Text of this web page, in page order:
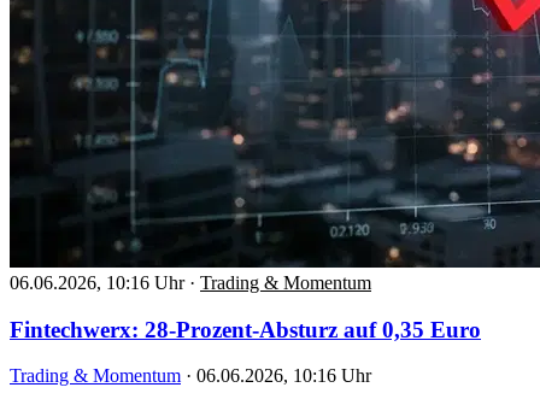
06.06.2026, 10:16 Uhr · Trading & Momentum
Fintechwerx: 28-Prozent-Absturz auf 0,35 Euro
Trading & Momentum · 06.06.2026, 10:16 Uhr